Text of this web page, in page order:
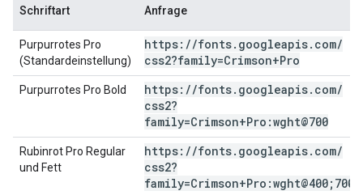
Schriftart Anfrage
Purpurrotes Pro
(Standardeinstellung)
https: //fonts. googleapis. com/
css2?family=Crimson+Pro
Purpurrotes Pro Bold https: //fonts. googleapis. com/
css2?
family=Crimson+Pro:wght@700
Rubinrot Pro Regular
und Fett
https: //fonts. googleapis. com/
css2?
family=Crimson+Pro:wght@400;700